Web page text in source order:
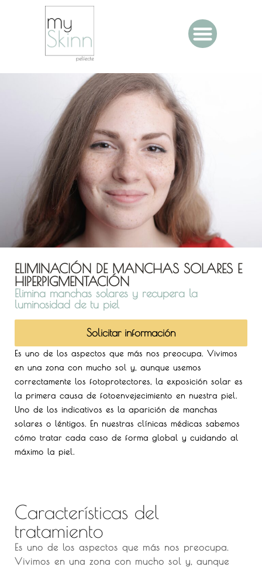
ELIMINACIÓN DE MANCHAS SOLARES E
HIPERPIGMENTACIÓN
Elimina manchas solares y recupera la
luminosidad de tu piel
Solicitar información
Es uno de los aspectos que más nos preocupa. Vivimos
en una zona con mucho sol y, aunque usemos
correctamente los fotoprotectores, la exposición solar es
la primera causa de fotoenvejecimiento en nuestra piel.
Uno de los indicativos es la aparición de manchas
solares o léntigos. En nuestras clínicas médicas sabemos
cómo tratar cada caso de forma global y cuidando al
máximo la piel.
Características del
tratamiento
Es uno de los aspectos que más nos preocupa.
Vivimos en una zona con mucho sol y, aunque